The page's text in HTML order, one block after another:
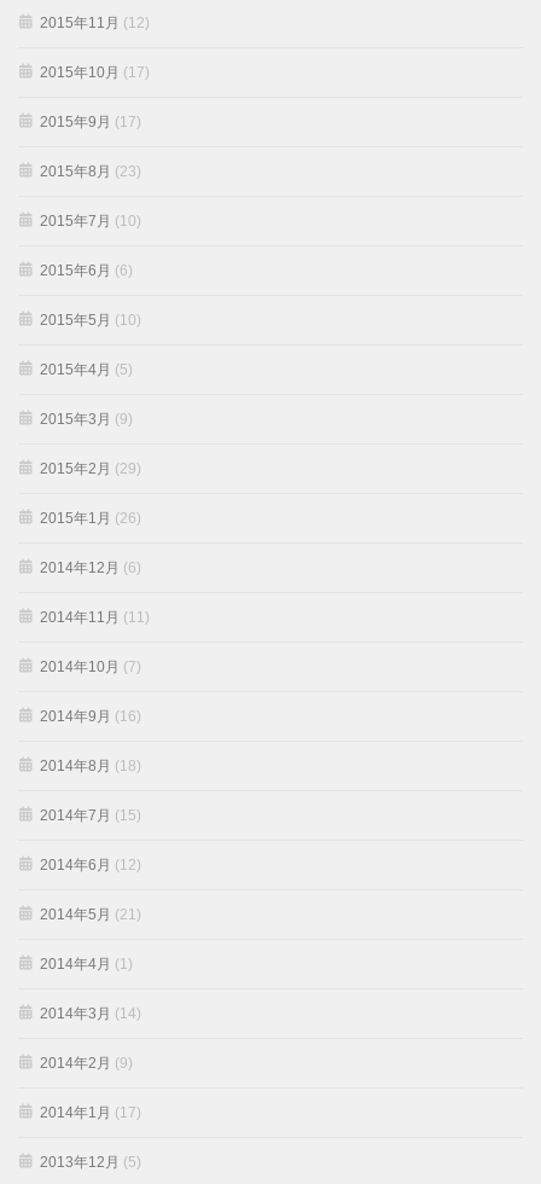
2015年11月 (12)
2015年10月 (17)
2015年9月 (17)
2015年8月 (23)
2015年7月 (10)
2015年6月 (6)
2015年5月 (10)
2015年4月 (5)
2015年3月 (9)
2015年2月 (29)
2015年1月 (26)
2014年12月 (6)
2014年11月 (11)
2014年10月 (7)
2014年9月 (16)
2014年8月 (18)
2014年7月 (15)
2014年6月 (12)
2014年5月 (21)
2014年4月 (1)
2014年3月 (14)
2014年2月 (9)
2014年1月 (17)
2013年12月 (5)